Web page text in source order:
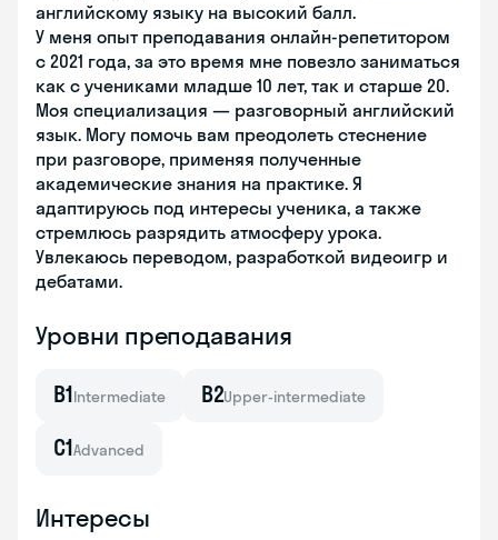
английскому языку на высокий балл.
У меня опыт преподавания онлайн-репетитором
с 2021 года, за это время мне повезло заниматься
как с учениками младше 10 лет, так и старше 20.
Моя специализация — разговорный английский
язык. Могу помочь вам преодолеть стеснение
при разговоре, применяя полученные
академические знания на практике. Я
адаптируюсь под интересы ученика, а также
стремлюсь разрядить атмосферу урока.
Увлекаюсь переводом, разработкой видеоигр и
дебатами.
Уровни преподавания
B1Intermediate B2Upper-intermediate
C1Advanced
Интересы